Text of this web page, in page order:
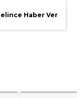
Haber Ver